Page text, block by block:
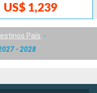
US$ 1,239
País
- 2028